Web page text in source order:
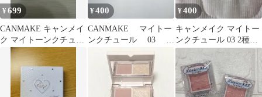
¥699
CANMAKE キャンメイ
ク マイトーンクチュー
¥400
CANMAKE マイトー
ンクチュール 03 フ
¥400
キャンメイク マイトー
ンクチュール 03 2種セ
ット